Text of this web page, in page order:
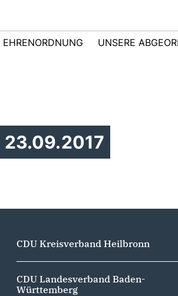
EHRENORDNUNG UNSERE
CDU Kreisverband Heilbronn
CDU Landesverband Baden-
Württemberg